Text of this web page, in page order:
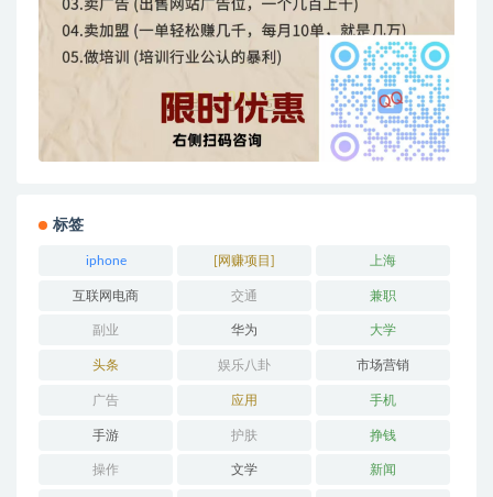
标签
iphone [网赚项目] 上海
互联网电商 交通 兼职
副业 华为 大学
头条 娱乐八卦 市场营销
广告 应用 手机
手游 护肤 挣钱
操作 文学 新闻